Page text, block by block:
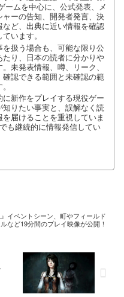
ームを中心に、公式発表、メ
ャーの告知、開発者発言、決
ど、出典に近い情報を確認
います。
扱う場合も、可能な限り公
り、日本の読者に分かりや
未発表情報、噂、リーク、
認できる範囲と未確認の範
新作をプレイする現役ゲー
知りたい事実と、誤解なく読
届けることを重視していま
も継続的に情報発信してい
』イベントシーン、町やフィールド
など19分間のプレイ映像が公開！